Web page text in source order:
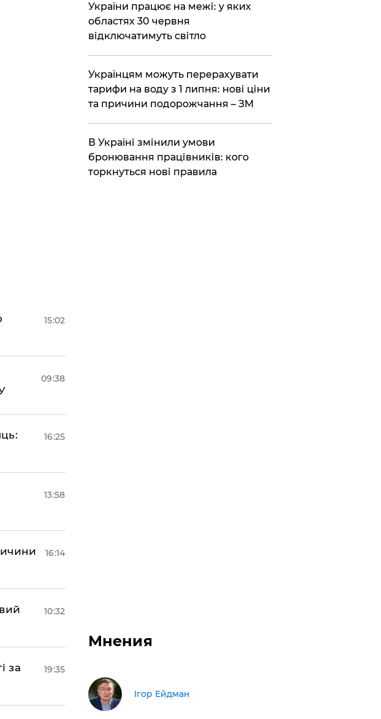
15:02
09:38
16:25
13:58
16:14
10:32
за
19:35
України працює на межі: у яких
областях 30 червня
відключатимуть світло
Українцям можуть перерахувати
тарифи на воду з 1 липня: нові ціни
та причини подорожчання – ЗМ
В Україні змінили умови
бронювання працівників: кого
торкнуться нові правила
Мнения
Ігор Ейдман